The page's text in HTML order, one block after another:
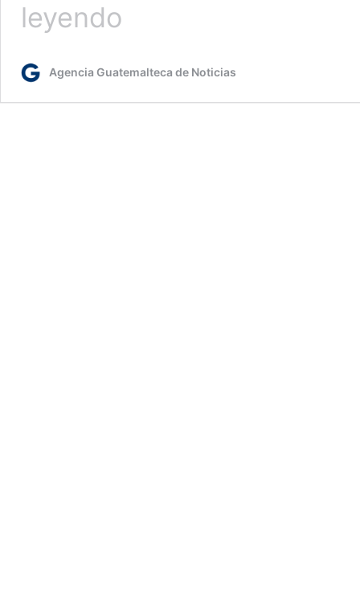
leyendo
de
nuevos
Agencia Guatemalteca de Noticias